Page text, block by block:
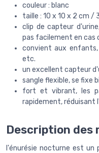
couleur : blanc
taille : 10 x 10 x 2 cm /
clip de capteur
pas facilement en cas
convient aux
etc.
un excellent capteur
sangle flexible, se fixe
fort et vibrant, les
rapidement, réduisant
Description des
l'énurésie nocturne est un